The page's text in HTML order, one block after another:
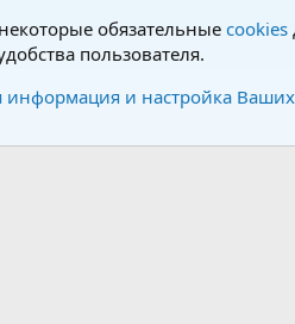
обязательные cookies
пользователя.
информация и настройка